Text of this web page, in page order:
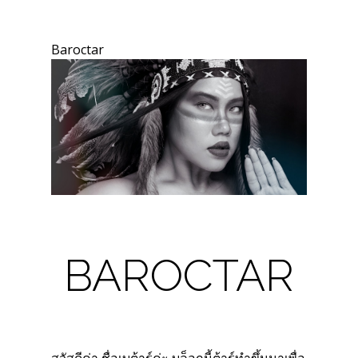
Baroctar
BAROCTAR